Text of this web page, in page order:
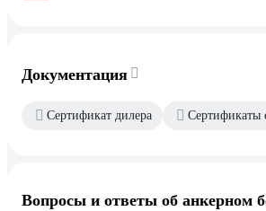
Документация
Сертификат дилера Сертификаты
Вопросы и ответы об анкерном